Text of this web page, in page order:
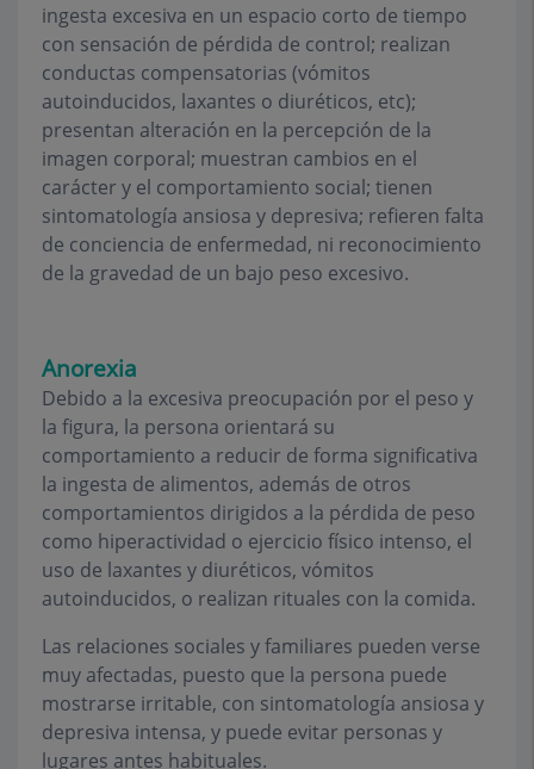
ingesta excesiva en un espacio corto de tiempo
con sensación de pérdida de control; realizan
conductas compensatorias (vómitos
autoinducidos, laxantes o diuréticos, etc);
presentan alteración en la percepción de la
imagen corporal; muestran cambios en el
carácter y el comportamiento social; tienen
sintomatología ansiosa y depresiva; refieren falta
de conciencia de enfermedad, ni reconocimiento
de la gravedad de un bajo peso excesivo.
Anorexia
Debido a la excesiva preocupación por el peso y
la figura, la persona orientará su
comportamiento a reducir de forma significativa
la ingesta de alimentos, además de otros
comportamientos dirigidos a la pérdida de peso
como hiperactividad o ejercicio físico intenso, el
uso de laxantes y diuréticos, vómitos
autoinducidos, o realizan rituales con la comida.
Las relaciones sociales y familiares pueden verse
muy afectadas, puesto que la persona puede
mostrarse irritable, con sintomatología ansiosa y
depresiva intensa, y puede evitar personas y
lugares antes habituales.